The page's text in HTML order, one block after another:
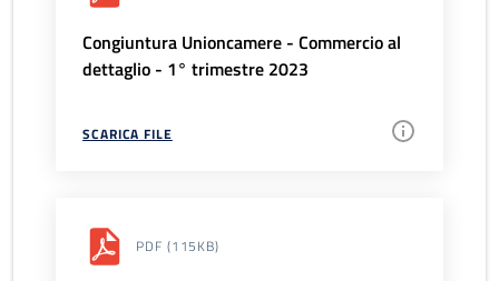
Congiuntura Unioncamere - Commercio al
dettaglio - 1° trimestre 2023
SCARICA FILE
PDF (115KB)